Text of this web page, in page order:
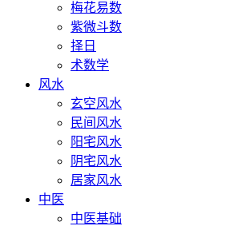
梅花易数
紫微斗数
择日
术数学
风水
玄空风水
民间风水
阳宅风水
阴宅风水
居家风水
中医
中医基础